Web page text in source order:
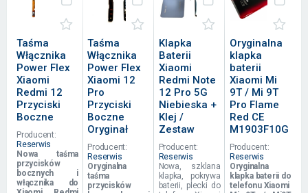
Taśma
Włącznika
Power Flex
Xiaomi
Redmi 12
Przyciski
Boczne
Producent:
Reserwis
Nowa taśma
przycisków
bocznych i
włącznika do
Taśma
Włącznika
Power Flex
Xiaomi 12
Pro
Przyciski
Boczne
Oryginał
Producent:
Reserwis
Oryginalna
taśma
przycisków
Klapka
Baterii
Xiaomi
Redmi Note
12 Pro 5G
Niebieska +
Klej /
Zestaw
Producent:
Reserwis
Nowa, szklana
klapka, pokrywa
baterii, plecki do
Oryginalna
klapka
baterii
Xiaomi Mi
9T / Mi 9T
Pro Flame
Red CE
M1903F10G
Producent:
Reserwis
Oryginalna
klapka baterii do
telefonu Xiaomi